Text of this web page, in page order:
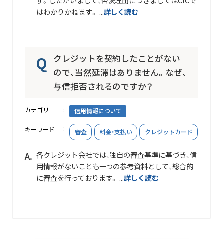
はわかりかねます。 ...詳しく読む
クレジットを契約したことがない
ので、当然延滞はありません。なぜ、
与信拒否されるのですか？
カテゴリ 信用情報について
キーワード 審査 料金・支払い クレジットカード
各クレジット会社では、独自の審査基準に基づき、信
用情報がないことも一つの参考資料として、総合的
に審査を行っております。 ...詳しく読む